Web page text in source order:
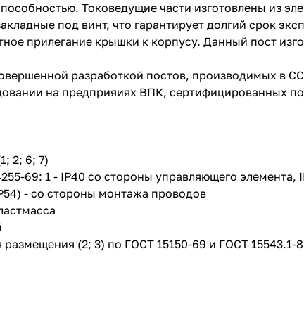
Токоведущие части изготовлены из
под винт, что гарантирует долгий срок
прилегание крышки к корпусу. Данный пост
разработкой постов, производимых в
на предприяиях ВПК, сертифицированных по
2; 6; 7)
69: 1 - IP40 со стороны управляющего
- со стороны монтажа проводов
(2; 3) по ГОСТ 15150-69 и ГОСТ 15543.1-